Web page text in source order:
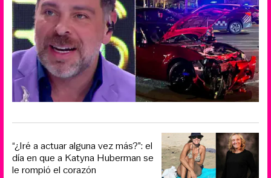
“¿Iré a actuar alguna vez más?”: el
día en que a Katyna Huberman se
le rompió el corazón